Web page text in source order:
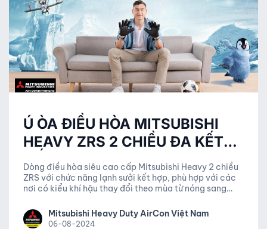
Ú ÒA ĐIỀU HÒA MITSUBISHI
HEAVY ZRS 2 CHIỀU ĐA KẾT
NỐI
Dòng điều hòa siêu cao cấp Mitsubishi Heavy 2 chiều
ZRS với chức năng lạnh sưởi kết hợp, phù hợp với các
nơi có kiểu khí hậu thay đổi theo mùa từ nóng sang
2022 với nhiều tính năng tiện ích và có thể sử dụng
cùng hệ thống MULTI.
Mitsubishi Heavy Duty AirCon Việt Nam
06-08-2024